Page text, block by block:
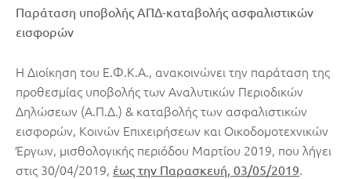
Παράταση υποβολής ΑΠΔ-καταβολής ασφαλιστικών
εισφορών
Η Διοίκηση του Ε.Φ.Κ.Α., ανακοινώνει την παράταση της
προθεσμίας υποβολής των Αναλυτικών Περιοδικών
Δηλώσεων (Α.Π.Δ.) & καταβολής των ασφαλιστικών
εισφορών, Κοινών Επιχειρήσεων και Οικοδομοτεχνικών
Έργων, μισθολογικής περιόδου Μαρτίου 2019, που λήγει
στις 30/04/2019, έως την Παρασκευή, 03/05/2019.